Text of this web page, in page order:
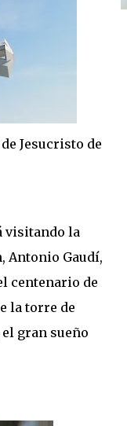
de
visitando la
Antonio Gaudí,
centenario de
la torre de
gran sueño